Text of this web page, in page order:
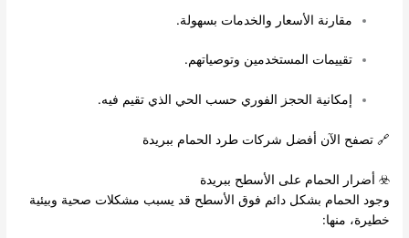
مقارنة الأسعار والخدمات بسهولة.
تقييمات المستخدمين وتوصياتهم.
إمكانية الحجز الفوري حسب الحي الذي تقيم فيه.
🔗 تصفح الآن أفضل شركات طرد الحمام ببريدة
☣️ أضرار الحمام على الأسطح ببريدة
وجود الحمام بشكل دائم فوق الأسطح قد يسبب مشكلات صحية وبيئية
خطيرة، منها: